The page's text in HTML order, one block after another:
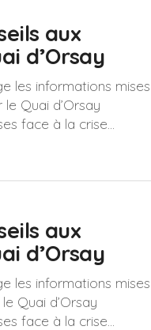
aux
d’Orsay
les informations mises
Quai d’Orsay
face à la crise...
aux
d’Orsay
les informations mises
Quai d’Orsay
face à la crise...